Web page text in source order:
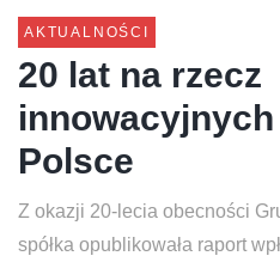
AKTUALNOŚCI
20 lat na rzecz
Polsce
Z okazji 20-lecia obecności
spółka opublikowała raport